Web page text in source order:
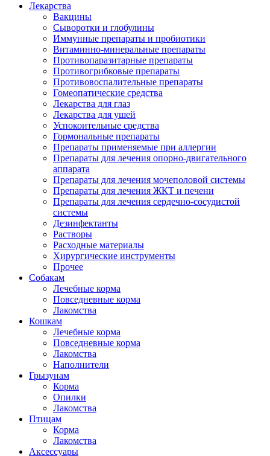
Лекарства
Вакцины
Сыворотки и глобулины
Иммунные препараты и пробиотики
Витаминно-минеральные препараты
Противопаразитарные препараты
Противогрибковые препараты
Противовоспалительные препараты
Гомеопатические средства
Лекарства для глаз
Лекарства для ушей
Успокоительные средства
Гормональные препараты
Препараты применяемые при аллергии
Препараты для лечения опорно-двигательного
аппарата
Препараты для лечения мочеполовой системы
Препараты для лечения ЖКТ и печени
Препараты для лечения сердечно-сосудистой
системы
Дезинфектанты
Растворы
Расходные материалы
Хирургические инструменты
Прочее
Собакам
Лечебные корма
Повседневные корма
Лакомства
Кошкам
Лечебные корма
Повседневные корма
Лакомства
Наполнители
Грызунам
Корма
Опилки
Лакомства
Птицам
Корма
Лакомства
Аксессуары